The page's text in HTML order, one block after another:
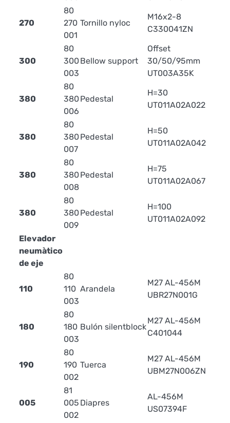
270
80
270
001
Tornillo nyloc
M16x2-8
C330041ZN
300
80
300
003
Bellow support
Offset
30/50/95mm
UT003A35K
380
80
380
006
Pedestal
H=30
UT011A02A022
380
80
380
007
Pedestal
H=50
UT011A02A042
380
80
380
008
Pedestal
H=75
UT011A02A067
380
80
380
009
Pedestal
H=100
UT011A02A092
Elevador
neumàtico
de eje
110
80
110
003
Arandela
M27 AL-456M
UBR27N001G
180
80
180
003
Bulón silentblock
M27 AL-456M
C401044
190
80
190
002
Tuerca
M27 AL-456M
UBM27N006ZN
005
81
005
002
Diapres
AL-456M
US07394F